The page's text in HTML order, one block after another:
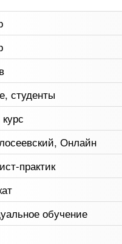
студенты
Онлайн
практик
обучение